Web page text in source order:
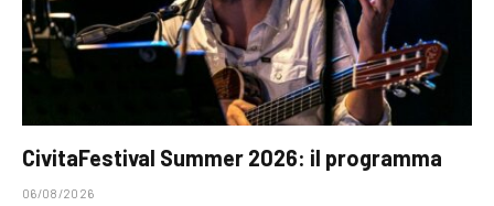
CivitaFestival Summer 2026: il programma
06/08/2026